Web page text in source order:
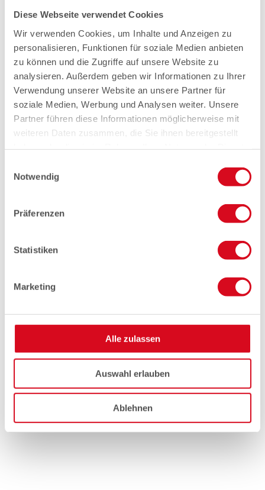
Diese Webseite verwendet Cookies
Wir verwenden Cookies, um Inhalte und Anzeigen zu
personalisieren, Funktionen für soziale Medien anbieten
zu können und die Zugriffe auf unsere Website zu
analysieren. Außerdem geben wir Informationen zu Ihrer
Verwendung unserer Website an unsere Partner für
soziale Medien, Werbung und Analysen weiter. Unsere
Partner führen diese Informationen möglicherweise mit
weiteren Daten zusammen, die Sie ihnen bereitgestellt
Notwendig
Präferenzen
Statistiken
Marketing
Alle zulassen
Auswahl erlauben
Ablehnen